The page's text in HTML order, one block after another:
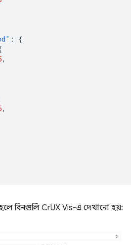
:
{
,
,
হলে বিনগুলি CrUX Vis-এ দেখানো হয়: